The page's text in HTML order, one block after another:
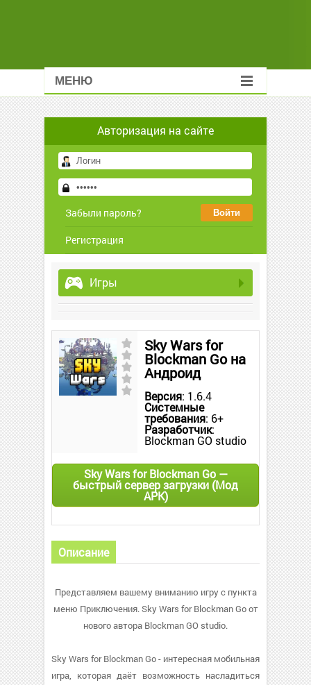
МЕНЮ
Авторизация на сайте
Забыли пароль?
Регистрация
Игры
Sky Wars for
Blockman Go на
Андроид
Версия: 1.6.4
Системные
требования: 6+
Разработчик:
Blockman GO studio
Sky Wars for Blockman Go —
быстрый сервер загрузки (Мод
APK)
Описание
Представляем вашему вниманию игру с пункта
меню Приключения. Sky Wars for Blockman Go от
нового автора Blockman GO studio.
Sky Wars for Blockman Go - интересная мобильная
игра, которая даёт возможность насладиться